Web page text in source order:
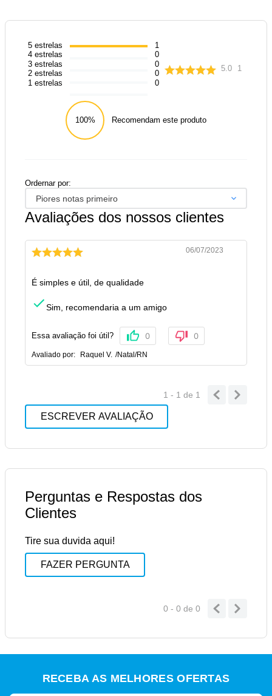
5 estrelas
4 estrelas
3 estrelas
2 estrelas
1 estrelas
1
0
0
0
0
5.0 1
100% Recomendam este produto
Ordernar por:
Piores notas primeiro
Avaliações dos nossos clientes
06/07/2023
É simples e útil, de qualidade
Sim, recomendaria a um amigo
Essa avaliação foi útil? 0 0
Avaliado por: Raquel V. /Natal /RN
1 - 1 de 1
ESCREVER AVALIAÇÃO
Perguntas e Respostas dos
Clientes
Tire sua duvida aqui!
FAZER PERGUNTA
0 - 0 de 0
RECEBA AS MELHORES OFERTAS